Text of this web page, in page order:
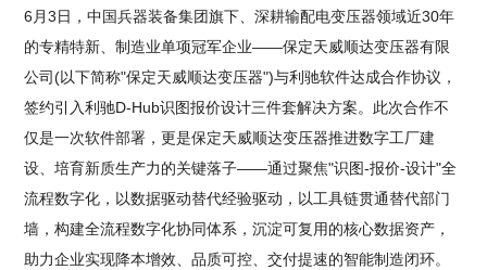
6月3日，中国兵器装备集团旗下、深耕输配电变压器领域近30年
的专精特新、制造业单项冠军企业——保定天威顺达变压器有限
公司(以下简称"保定天威顺达变压器")与利驰软件达成合作协议，
签约引入利驰D-Hub识图报价设计三件套解决方案。此次合作不
仅是一次软件部署，更是保定天威顺达变压器推进数字工厂建
设、培育新质生产力的关键落子——通过聚焦"识图-报价-设计"全
流程数字化，以数据驱动替代经验驱动，以工具链贯通替代部门
墙，构建全流程数字化协同体系，沉淀可复用的核心数据资产，
助力企业实现降本增效、品质可控、交付提速的智能制造闭环。